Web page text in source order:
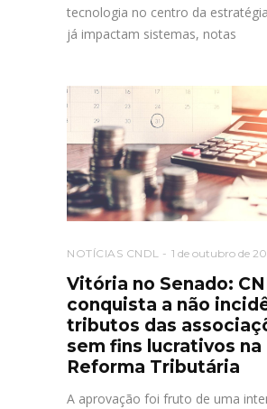
tecnologia no centro da
já impactam sistemas, notas
NOTÍCIAS CNDL 1 de outubro de
Vitória no Senado:
conquista a não
tributos das
sem fins lucrativos na
Reforma Tributária
A aprovação foi fruto de uma